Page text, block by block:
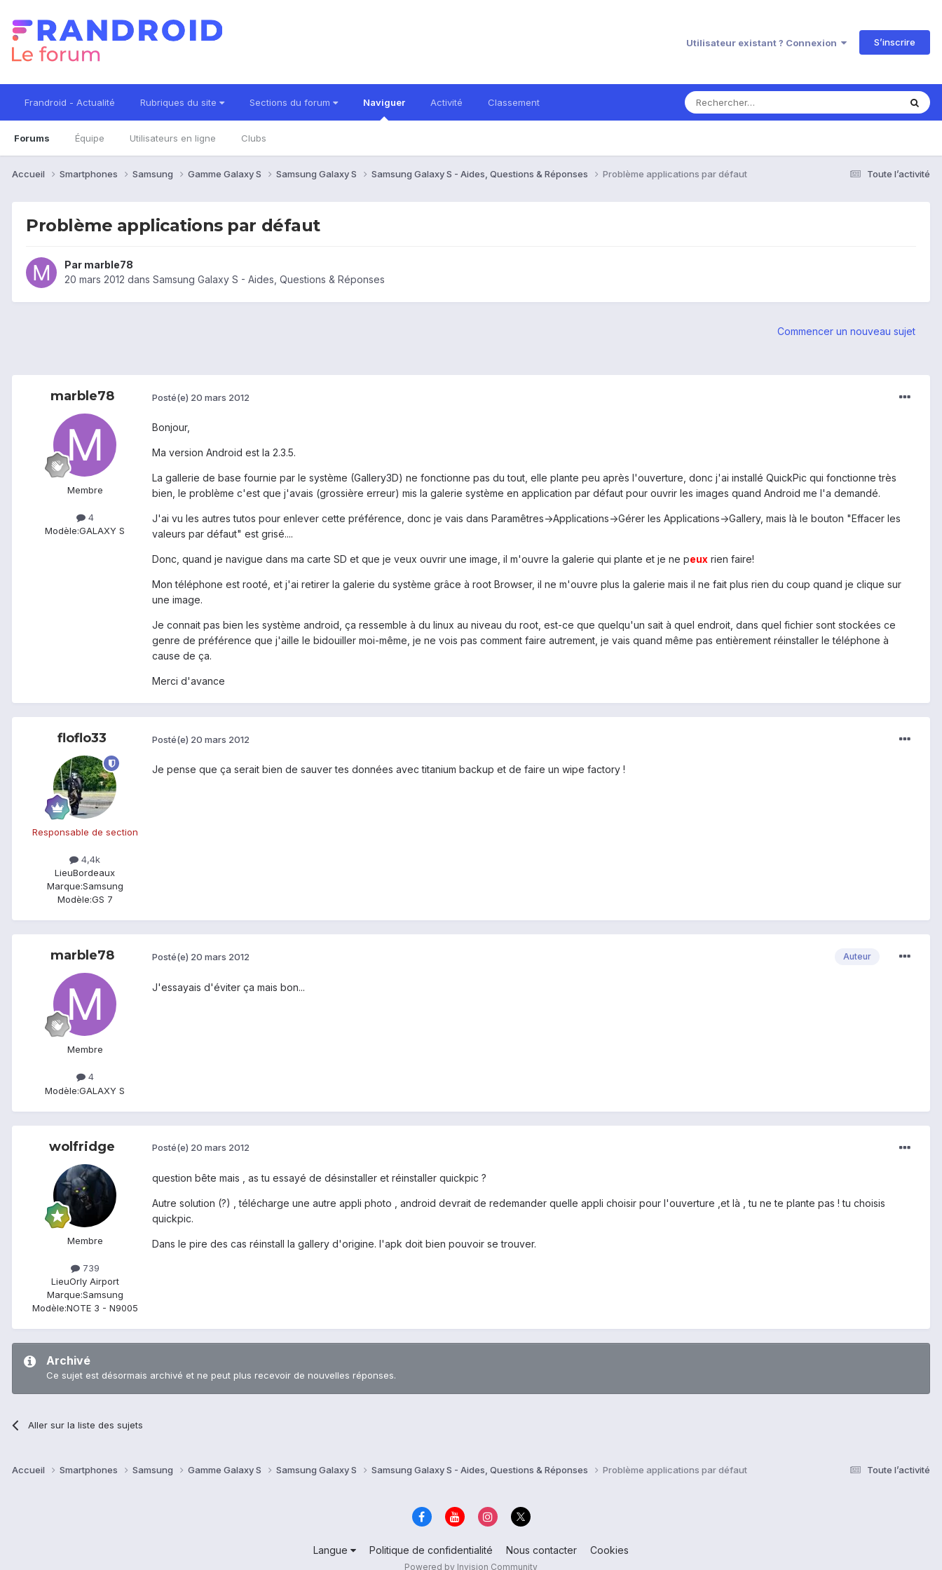
Utilisateur existant ? Connexion S’inscrire
Frandroid - Actualité Rubriques du site Sections du forum Naviguer
Forums Équipe Utilisateurs en ligne Clubs
Activité Classement
Toute l’activité
Accueil Smartphones Samsung Gamme Galaxy S Samsung Galaxy S Samsung Galaxy S - Aides, Questions & Réponses Problème applications par défaut
Problème applications par défaut
Par marble78
20 mars 2012 dans Samsung Galaxy S - Aides, Questions & Réponses
Commencer un nouveau sujet
marble78
Membre
4
Modèle:GALAXY S
Posté(e) 20 mars 2012
Bonjour,
Ma version Android est la 2.3.5.
La gallerie de base fournie par le système (Gallery3D) ne fonctionne pas du tout, elle plante peu après l'ouverture, donc j'ai installé QuickPic qui fonctionne très
bien, le problème c'est que j'avais (grossière erreur) mis la galerie système en application par défaut pour ouvrir les images quand Android me l'a demandé.
J'ai vu les autres tutos pour enlever cette préférence, donc je vais dans Paramêtres->Applications->Gérer les Applications->Gallery, mais là le bouton "Effacer les
valeurs par défaut" est grisé....
Donc, quand je navigue dans ma carte SD et que je veux ouvrir une image, il m'ouvre la galerie qui plante et je ne peux rien faire!
Mon téléphone est rooté, et j'ai retirer la galerie du système grâce à root Browser, il ne m'ouvre plus la galerie mais il ne fait plus rien du coup quand je clique sur
une image.
Je connait pas bien les système android, ça ressemble à du linux au niveau du root, est-ce que quelqu'un sait à quel endroit, dans quel fichier sont stockées ce
genre de préférence que j'aille le bidouiller moi-même, je ne vois pas comment faire autrement, je vais quand même pas entièrement réinstaller le téléphone à
cause de ça.
Merci d'avance
floflo33
Responsable de section
4,4k
LieuBordeaux
Marque:Samsung
Modèle:GS 7
Posté(e) 20 mars 2012
Je pense que ça serait bien de sauver tes données avec titanium backup et de faire un wipe factory !
marble78
Membre
4
Modèle:GALAXY S
Auteur
Posté(e) 20 mars 2012
J'essayais d'éviter ça mais bon...
wolfridge
Membre
739
LieuOrly Airport
Marque:Samsung
Modèle:NOTE 3 - N9005
Posté(e) 20 mars 2012
question bête mais , as tu essayé de désinstaller et réinstaller quickpic ?
Autre solution (?) , télécharge une autre appli photo , android devrait de redemander quelle appli choisir pour l'ouverture ,et là , tu ne te plante pas ! tu choisis
quickpic.
Dans le pire des cas réinstall la gallery d'origine. l'apk doit bien pouvoir se trouver.
Archivé
Ce sujet est désormais archivé et ne peut plus recevoir de nouvelles réponses.
Aller sur la liste des sujets
Toute l’activité
Accueil Smartphones Samsung Gamme Galaxy S Samsung Galaxy S Samsung Galaxy S - Aides, Questions & Réponses Problème applications par défaut
Langue Politique de confidentialité Nous contacter Cookies
Powered by Invision Community